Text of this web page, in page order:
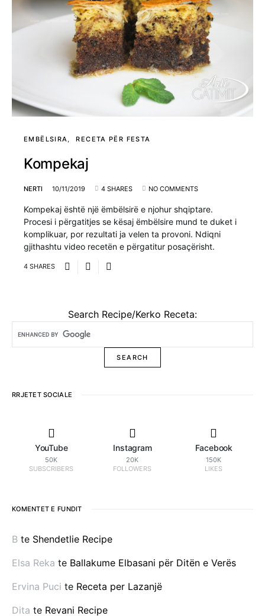
EMBËLSIRA RECETA PËR FESTA
Kompekaj
NERTI 10/11/2019 4 SHARES NO COMMENTS
Kompekaj është një ëmbëlsirë e njohur shqiptare.
Procesi i përgatitjes se kësaj ëmbëlsire mund te duket i
komplikuar, por rezultati ja velen ta provoni. Ndiqni
gjithashtu video recetën e përgatitur posaçërisht.
4 SHARES
Search Recipe/Kerko Receta:
RRJETET SOCIALE
YouTube
50K
SUBSCRIBERS
Instagram
20K
FOLLOWERS
Facebook
150K
LIKES
KOMENTET E FUNDIT
B te Shendetlie Recipe
Elsa Reka te Ballakume Elbasani për Ditën e Verës
Ervina Puci te Receta per Lazanjë
Dita te Revani Recipe